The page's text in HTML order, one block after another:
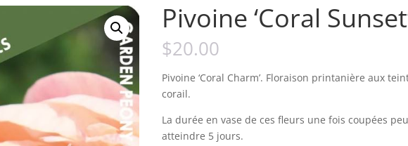
Pivoine ‘Coral
$20.00
Pivoine ‘Coral Charm’. Floraison printanière aux
corail.
La durée en vase de ces fleurs une fois coupées
atteindre 5 jours.